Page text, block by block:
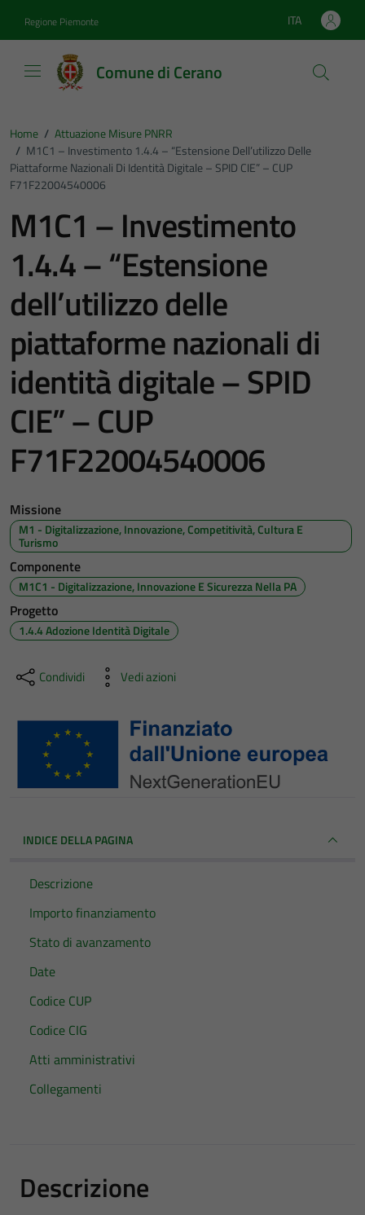
Regione Piemonte Lingua attiva:
ITA
Comune di Cerano
Home / Attuazione Misure PNRR
/ M1C1 – Investimento 1.4.4 – “Estensione Dell’utilizzo Delle
Piattaforme Nazionali Di Identità Digitale – SPID CIE” – CUP
F71F22004540006
M1C1 – Investimento
1.4.4 – “Estensione
dell’utilizzo delle
piattaforme nazionali di
identità digitale – SPID
CIE” – CUP
F71F22004540006
Missione
M1 - Digitalizzazione, Innovazione, Competitività, Cultura E
Turismo
Componente
M1C1 - Digitalizzazione, Innovazione E Sicurezza Nella PA
Progetto
1.4.4 Adozione Identità Digitale
Condividi Vedi azioni
INDICE DELLA PAGINA
Descrizione
Importo finanziamento
Stato di avanzamento
Date
Codice CUP
Codice CIG
Atti amministrativi
Collegamenti
Descrizione